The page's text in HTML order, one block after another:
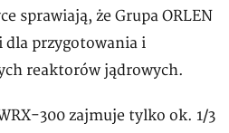
sprawiają, że Grupa ORLEN
dla przygotowania i
reaktorów jądrowych.
300 zajmuje tylko ok. 1/3